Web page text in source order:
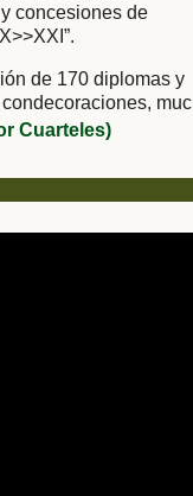
concesiones de
de 170 diplomas y
muc
Cuarteles)